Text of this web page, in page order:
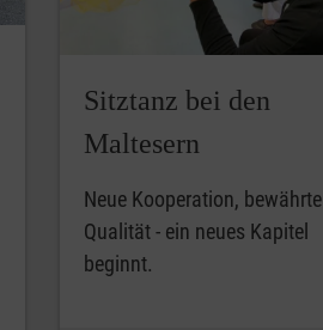
Sitztanz bei den
Maltesern
Neue Kooperation, bewährte
Qualität - ein neues Kapitel
beginnt.